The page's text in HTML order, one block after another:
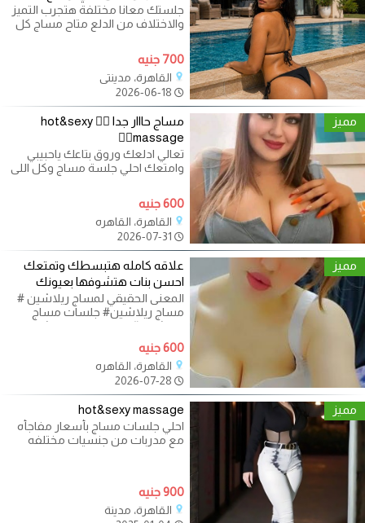
جلستك معانا مختلفة هتجرب التميز
والاختلاف من الدلع متاح مساج كل
700 جنيه
القاهرة، مدينتي
مميز
مساج حااار جدا ❤️‍🔥 hot&sexy
massage❤️‍🔥
تعالي ادلعك وروق بتاعك ياحبيبي
وامتعك احلي جلسة مساج وكل اللى
600 جنيه
القاهرة، القاهره
مميز
علاقه كامله هتبسطك وتمتعك
احسن بنات هتشوفها بعيونك
المعنى الحقيقي لمساج ريلاشين #
مساج ريلاشين# جلسات مساج
ريلاشين #معنى مساج ريلاشين
#مساج ريلاشن#
600 جنيه
القاهرة، القاهره
مميز hot&sexy massage
احلي جلسات مساج بأسعار مفاجأه
مع مدربات من جنسيات مختلفه
900 جنيه
القاهرة، مدينة